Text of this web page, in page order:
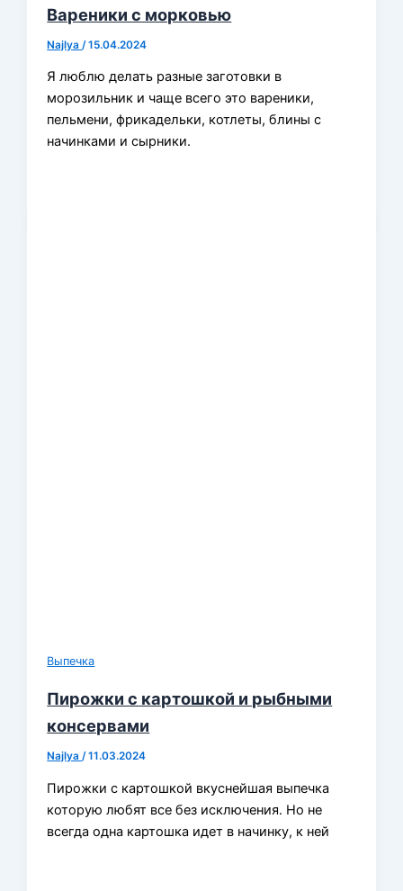
Вареники с морковью
Najlya /15.04.2024
Я люблю делать разные заготовки в
морозильник и чаще всего это вареники,
пельмени, фрикадельки, котлеты, блины с
начинками и сырники.
Выпечка
Пирожки с картошкой и рыбными
консервами
Najlya/11.03.2024
Пирожки с картошкой вкуснейшая выпечка
которую любят все без исключения. Но не
всегда одна картошка идет в начинку, к ней